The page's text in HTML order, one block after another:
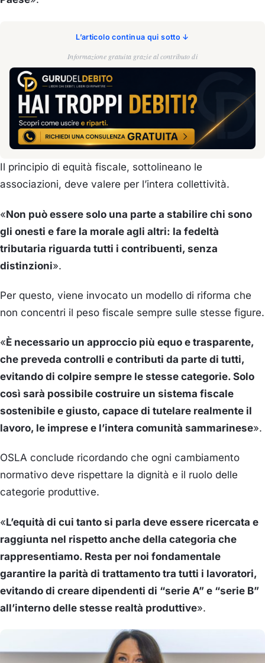
L’articolo continua qui sotto ↓
Informazione gratuita grazie al contributo di
Il principio di equità fiscale, sottolineano le
associazioni, deve valere per l’intera collettività.
«Non può essere solo una parte a stabilire chi sono
gli onesti e fare la morale agli altri: la fedeltà
tributaria riguarda tutti i contribuenti, senza
distinzioni».
Per questo, viene invocato un modello di riforma che
non concentri il peso fiscale sempre sulle stesse figure.
«È necessario un approccio più equo e trasparente,
che preveda controlli e contributi da parte di tutti,
evitando di colpire sempre le stesse categorie. Solo
così sarà possibile costruire un sistema fiscale
sostenibile e giusto, capace di tutelare realmente il
lavoro, le imprese e l’intera comunità sammarinese».
OSLA conclude ricordando che ogni cambiamento
normativo deve rispettare la dignità e il ruolo delle
categorie produttive.
«L’equità di cui tanto si parla deve essere ricercata e
raggiunta nel rispetto anche della categoria che
rappresentiamo. Resta per noi fondamentale
garantire la parità di trattamento tra tutti i lavoratori,
evitando di creare dipendenti di “serie A” e “serie B”
all’interno delle stesse realtà produttive».